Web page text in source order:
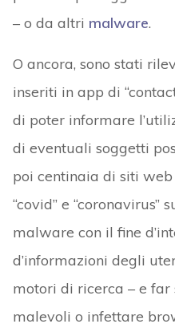
– o da altri malware.
O ancora, sono stati
inseriti in app di
di poter informare
di eventuali soggetti
poi centinaia di siti
“covid” e
malware con il fine
d’informazioni degli
motori di ricerca – e
malevoli o infettare